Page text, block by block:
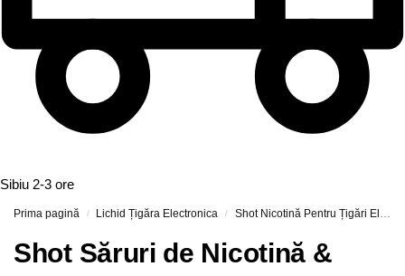
Sibiu 2-3 ore
Prima pagină / Lichid Țigăra Electronica / Shot Nicotină Pentru Țigări Electronice (Nicshoturi si Nicsalturi)
Shot Săruri de Nicotină &